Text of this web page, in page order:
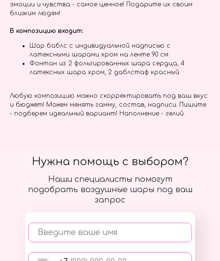
эмоции и чувства - самое ценное! Подарите их своим
близким людям!
В композицию входит:
Шар баблс с индивидуальной надписью с
латексными шарами хром на ленте 90 см
Фонтан из: 2 фольгированных шара сердца, 4
латексных шара хром, 2 даблстаф красный
Любую композицию можно скорректировать под ваш вкус
и бюджет! Можем менять гамму, состав, надписи. Пишите
- подберем идеальный вариант! Наполнение - гелий.
Наши специалисты помогут
подобрать воздушные шары под ваш
запрос
Введите ваше имя
Нужна помощь с выбором?